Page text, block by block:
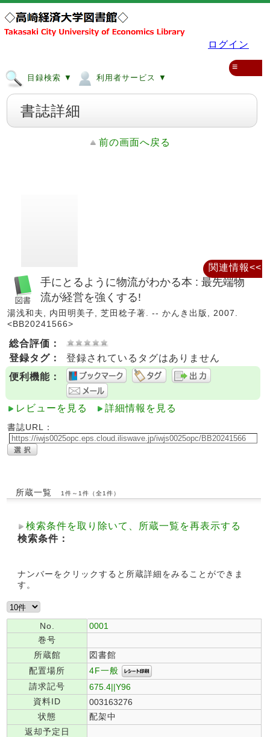
ログイン
目録検索 ▼ 利用者サービス ▼
≡
書誌詳細
前の画面へ戻る
手にとるように物流がわかる本 : 最先端物
流が経営を強くする!
湯浅和夫, 内田明美子, 芝田稔子著. -- かんき出版, 2007.
<BB20241566>
総合評価：
登録タグ：
登録されているタグはありません
便利機能：
レビューを見る 詳細情報を見る
書誌URL：
所蔵一覧 1件～1件（全1件）
検索条件を取り除いて、所蔵一覧を再表示する
検索条件：
ナンバーをクリックすると所蔵詳細をみることができま
す。
No.
0001
巻号
所蔵館
図書館
配置場所
4F一般
請求記号
675.4||Y96
資料ID
003163276
状態
配架中
返却予定日
関連情報<<